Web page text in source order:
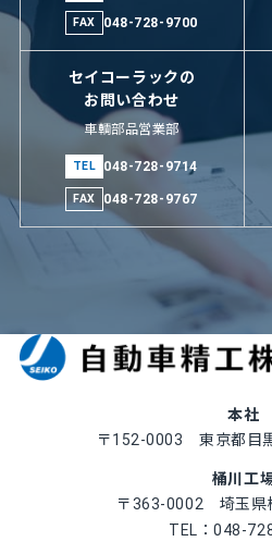
048-728-9700
セイコーラックの
お問い合わせ
車輌部品営業部
048-728-9714
048-728-9767
本社
〒152-0003 東京都目
桶川工
〒363-0002 埼玉県
TEL：048-